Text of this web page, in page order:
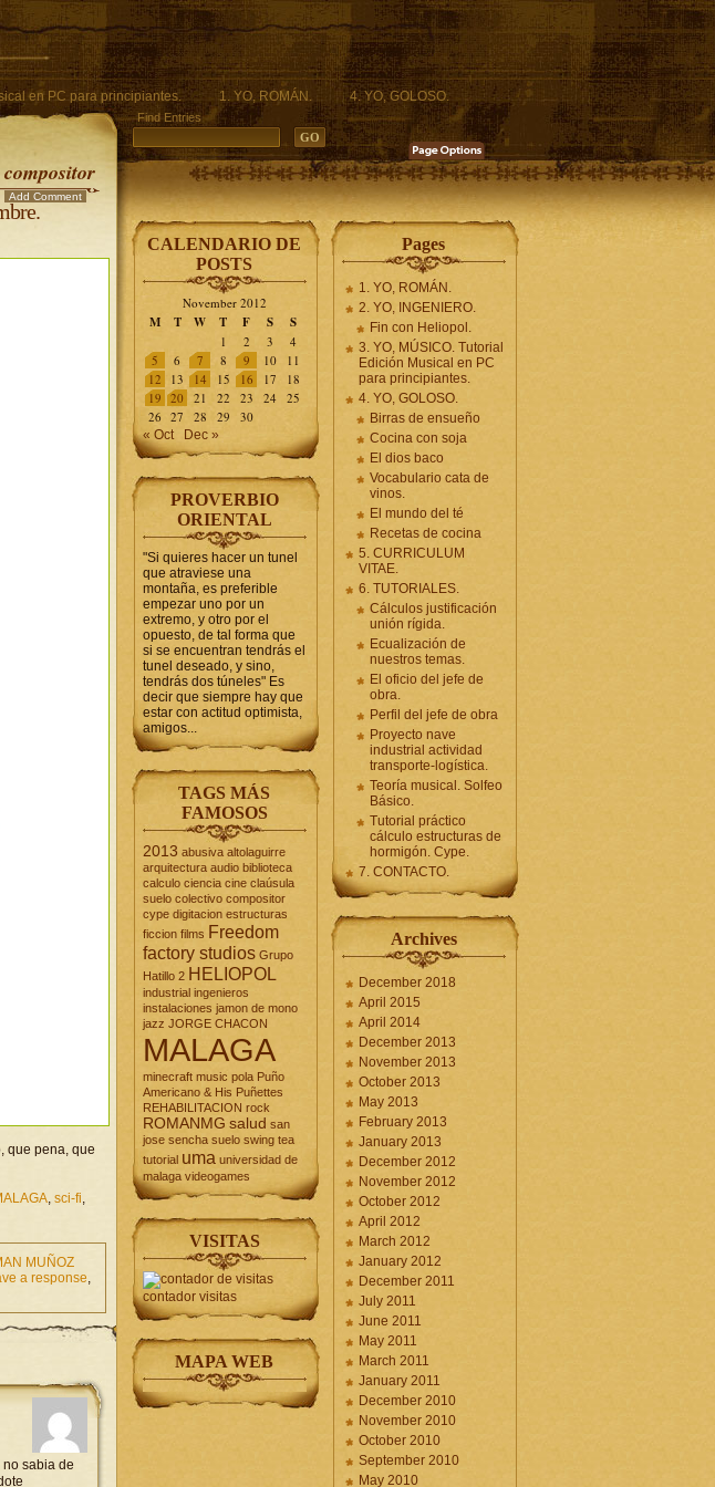
en PC para principiantes. 1. YO, ROMÁN.
4. YO, GOLOSO.
Find Entries
Add Comment
que pena, que
, sci-fi,
MUÑOZ
a response,
sabia de
CALENDARIO DE
POSTS
November 2012
M T W T F S S
1 2 3
4
5
6 7 8 9 10
11
12
13 14 15 16 17
18
19 20 21 22 23 24
25
26 27 28 29 30
« Oct Dec »
PROVERBIO
ORIENTAL
"Si quieres hacer un tunel
que atraviese una
montaña, es preferible
empezar uno por un
extremo, y otro por el
opuesto, de tal forma que
si se encuentran tendrás el
tunel deseado, y sino,
tendrás dos túneles" Es
decir que siempre hay que
estar con actitud optimista,
amigos...
TAGS MÁS
FAMOSOS
2013 abusiva altolaguirre
arquitectura audio biblioteca
calculo ciencia cine claúsula
suelo colectivo compositor
cype digitacion estructuras
ficcion films Freedom
factory studios Grupo
Hatillo 2 HELIOPOL
industrial ingenieros
instalaciones jamon de mono
jazz JORGE CHACON
MALAGA
minecraft music pola Puño
Americano & His Puñettes
REHABILITACION rock
ROMANMG salud san
jose sencha suelo swing tea
tutorial uma universidad de
malaga videogames
VISITAS
contador visitas
MAPA WEB
Pages
1. YO, ROMÁN.
2. YO, INGENIERO.
Fin con Heliopol.
3. YO, MÚSICO. Tutorial
Edición Musical en PC
para principiantes.
4. YO, GOLOSO.
Birras de ensueño
Cocina con soja
El dios baco
Vocabulario cata de
vinos.
El mundo del té
Recetas de cocina
5. CURRICULUM
VITAE.
6. TUTORIALES.
Cálculos justificación
unión rígida.
Ecualización de
nuestros temas.
El oficio del jefe de
obra.
Perfil del jefe de obra
Proyecto nave
industrial actividad
transporte-logística.
Teoría musical. Solfeo
Básico.
Tutorial práctico
cálculo estructuras de
hormigón. Cype.
7. CONTACTO.
Archives
December 2018
April 2015
April 2014
December 2013
November 2013
October 2013
May 2013
February 2013
January 2013
December 2012
November 2012
October 2012
April 2012
March 2012
January 2012
December 2011
July 2011
June 2011
May 2011
March 2011
January 2011
December 2010
November 2010
October 2010
September 2010
May 2010